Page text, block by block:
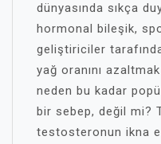
dünyasında sıkça
hormonal bileşik,
geliştiriciler
yağ oranını
neden bu kadar
bir sebep, değil mi?
testosteronun ikna